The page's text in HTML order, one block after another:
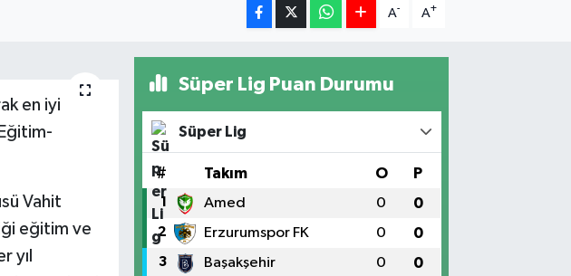
A- A+
en iyi
Vahit
eğitim ve
yıl
Süper Lig Puan Durumu
Süper Lig
# Takım O P
1 Amed 0 0
2 Erzurumspor FK 0 0
3 Başakşehir 0 0